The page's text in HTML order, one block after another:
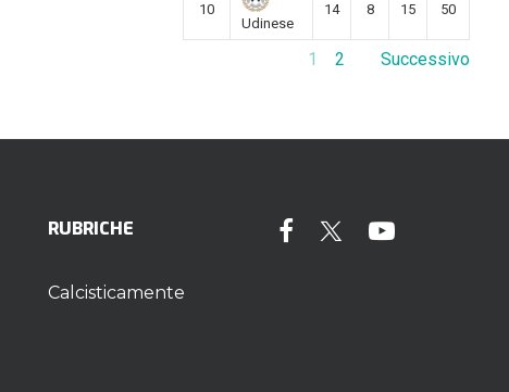
10
Udinese
14 8 15 50
1 2 Successivo
RUBRICHE
Calcisticamente